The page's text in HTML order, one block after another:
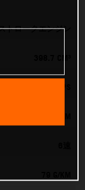
ロークエンジン
79 G/KM